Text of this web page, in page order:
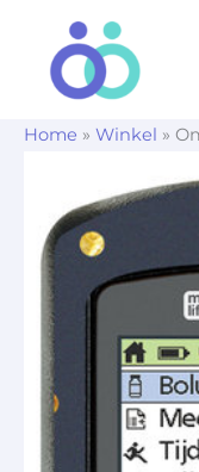
Home » Winkel »